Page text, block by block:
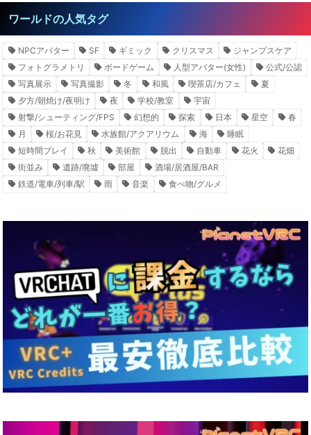
ワールドの人気タグ
NPCアバター SF ギミック クリスマス
ジャンプスケア
フォトグラメトリ
ボードゲーム 人型アバター(女性)
公式/公認
写真展示
写真撮影 冬 和風 喫茶店/カフェ
夏
夕方/朝焼け/夜明け
夜 学校/教室
宇宙
射撃/シューティング/FPS
幻想的 探索 日本 星空
春
月
桜/お花見 水族館/アクアリウム 海
睡眠
短時間プレイ
秋 美術館 脱出 自動車 花火
花畑
街並み
遺跡/廃墟 部屋
酒場/居酒屋/BAR
鉄道/電車/列車/駅
雨 音楽 食べ物/グルメ